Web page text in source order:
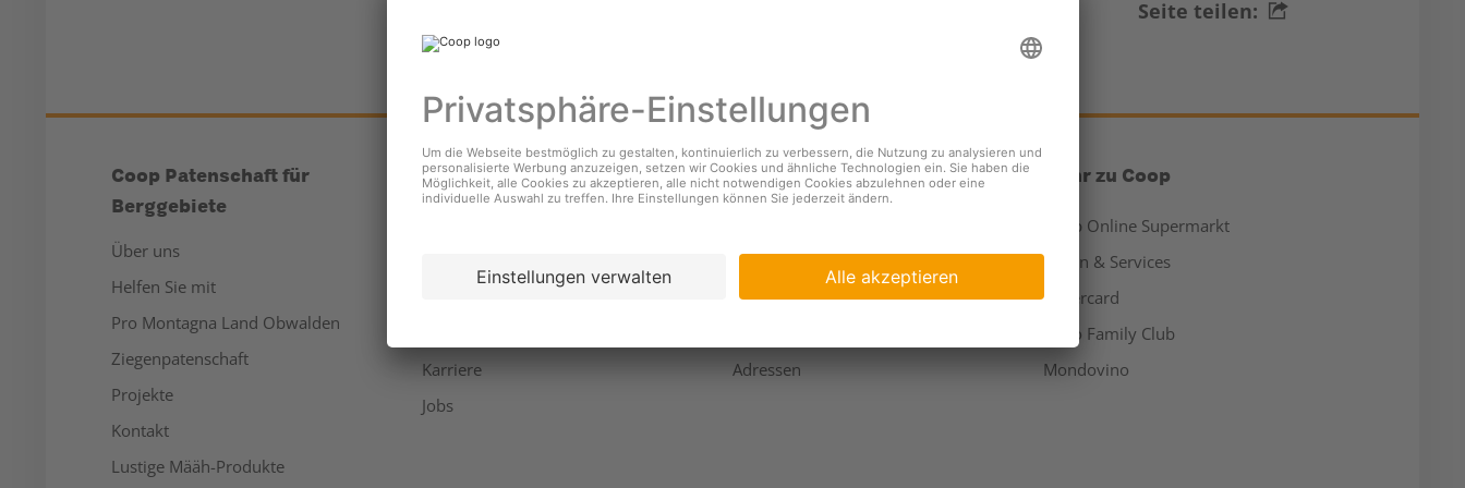
Seite teilen:
Coop Patenschaft für
Berggebiete
Über uns
Helfen Sie mit
Pro Montagna Land Obwalden
Ziegenpatenschaft
Projekte
Kontakt
Lustige Määh-Produkte
Unternehmen
Karriere
Jobs
Services
Coopzeitung
Kundendienst
Adressen
Mehr zu Coop
Coop Online Supermarkt
Läden & Services
Supercard
Hello Family Club
Mondovino